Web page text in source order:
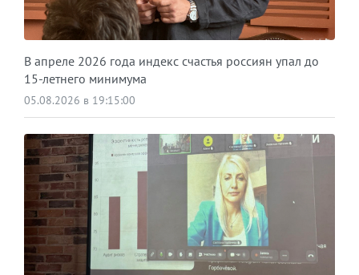
В апреле 2026 года индекс счастья россиян упал до
15-летнего минимума
05.08.2026 в 19:15:00